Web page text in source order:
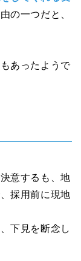
の一つだと、
あったようで
意するも、地
採用前に現地
下見を断念し